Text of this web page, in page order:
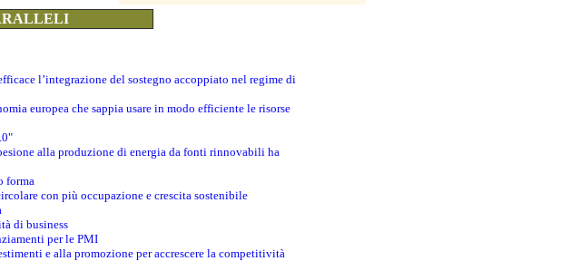
l’integrazione del sostegno accoppiato nel regime di
europea che sappia usare in modo efficiente le risorse
alla produzione di energia da fonti rinnovabili ha
forma
con più occupazione e crescita sostenibile
di business
per le PMI
e alla promozione per accrescere la competitività